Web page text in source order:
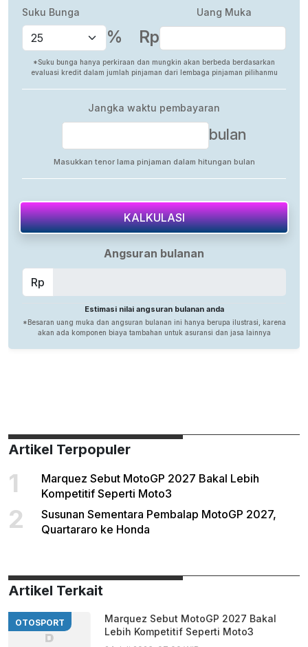
Artikel Terpopuler
1
Marquez Sebut MotoGP 2027 Bakal Lebih
Kompetitif Seperti Moto3
2
Susunan Sementara Pembalap MotoGP 2027,
Quartararo ke Honda
Artikel Terkait
OTOSPORT
Marquez Sebut MotoGP 2027 Bakal
Lebih Kompetitif Seperti Moto3